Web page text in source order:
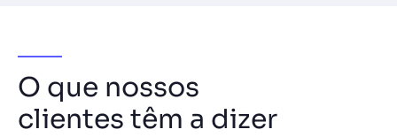
O que nossos
clientes têm a dizer